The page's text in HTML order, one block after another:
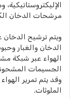
مرشحات الدخان
ويتم ترشيح
الدخان والغبار
الهواء عبر شبكة
الجسيمات
وقد يتم تمرير
الملوثات.